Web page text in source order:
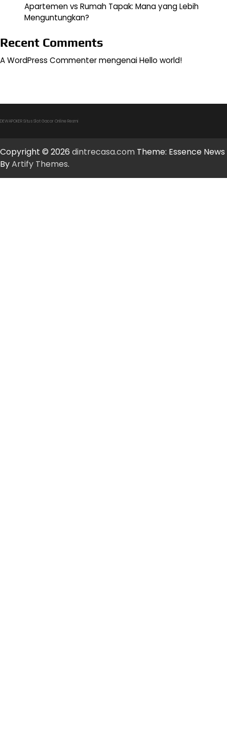
Apartemen vs Rumah Tapak: Mana yang Lebih
Menguntungkan?
Recent Comments
A WordPress CommentermengenaiHello world!
DEWAPOKER Situs Slot Gacor Online Resmi
Copyright © 2026 dintrecasa.com Theme: Essence News
ByArtify Themes.